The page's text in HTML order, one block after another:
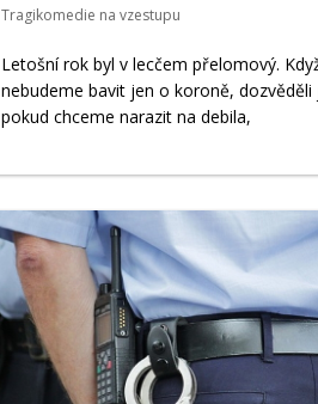
Tragikomedie na vzestupu
Letošní rok byl v lecčem přelomový.
nebudeme bavit jen o koroně, dozvěděli
pokud chceme narazit na debila,